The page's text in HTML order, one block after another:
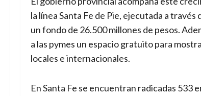
la línea Santa Fe de Pie, ejecutada a
un fondo de 26.500 millones de pesos.
a las pymes un espacio gratuito para
locales e internacionales.
En Santa Fe se encuentran radicadas 533